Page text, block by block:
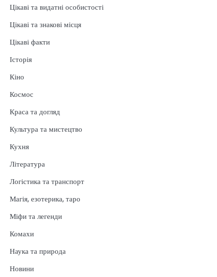
Цікаві та видатні особистості
Цікаві та знакові місця
Цікаві факти
Історія
Кіно
Космос
Краса та догляд
Культура та мистецтво
Кухня
Література
Логістика та транспорт
Магія, езотерика, таро
Міфи та легенди
Комахи
Наука та природа
Новини